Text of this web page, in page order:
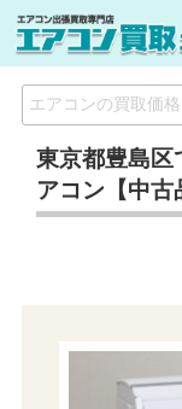
東京都豊島区
アコン【中古